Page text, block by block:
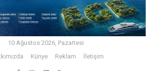
10 Ağustos 2026, Pazartesi
Künye Reklam İletişim